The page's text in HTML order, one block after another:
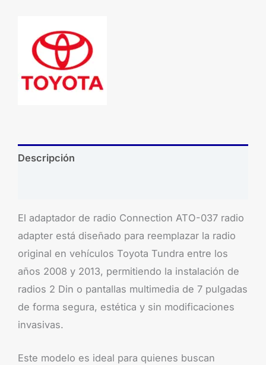
Descripción
El adaptador de radio Connection ATO-037 radio
adapter está diseñado para reemplazar la radio
original en vehículos Toyota Tundra entre los
años 2008 y 2013, permitiendo la instalación de
radios 2 Din o pantallas multimedia de 7 pulgadas
de forma segura, estética y sin modificaciones
invasivas.
Este modelo es ideal para quienes buscan